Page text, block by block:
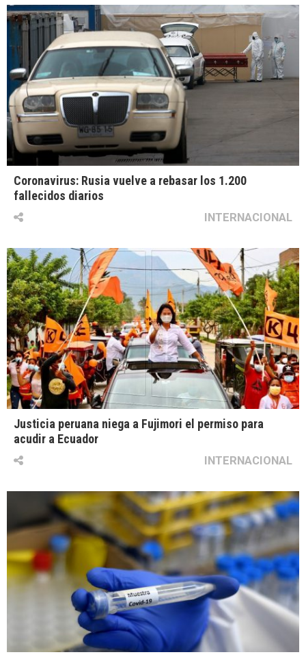
Coronavirus: Rusia vuelve a rebasar los 1.200
fallecidos diarios
INTERNACIONAL
Justicia peruana niega a Fujimori el permiso para
acudir a Ecuador
INTERNACIONAL